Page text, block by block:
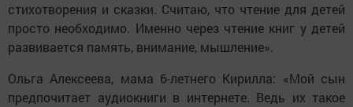
стихотворения и сказки. Считаю, что чтение для детей
просто необходимо. Именно через чтение книг у детей
развивается память, внимание, мышление».
Ольга Алексеева, мама 6-летнего Кирилла: «Мой сын
предпочитает аудиокниги в интернете. Ведь их такое